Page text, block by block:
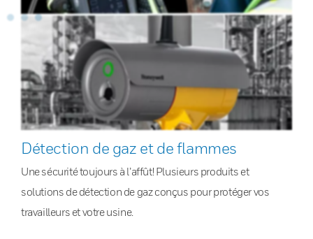
Détection de gaz et de flammes
Une sécurité toujours à l’affût! Plusieurs produits et
solutions de détection de gaz conçus pour protéger vos
travailleurs et votre usine.